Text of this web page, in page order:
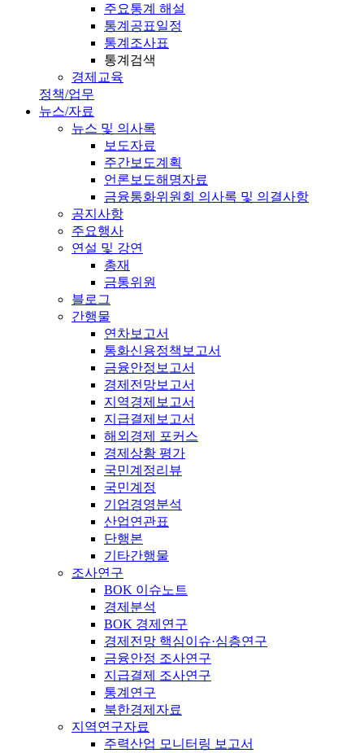
주요통계 해설
통계공표일정
통계조사표
통계검색
경제교육
정책/업무
뉴스/자료
뉴스 및 의사록
보도자료
주간보도계획
언론보도해명자료
금융통화위원회 의사록 및 의결사항
공지사항
주요행사
연설 및 강연
총재
금통위원
블로그
간행물
연차보고서
통화신용정책보고서
금융안정보고서
경제전망보고서
지역경제보고서
지급결제보고서
해외경제 포커스
경제상황 평가
국민계정리뷰
국민계정
기업경영분석
산업연관표
단행본
기타간행물
조사연구
BOK 이슈노트
경제분석
BOK 경제연구
경제전망 핵심이슈·심층연구
금융안정 조사연구
지급결제 조사연구
통계연구
북한경제자료
지역연구자료
주력산업 모니터링 보고서